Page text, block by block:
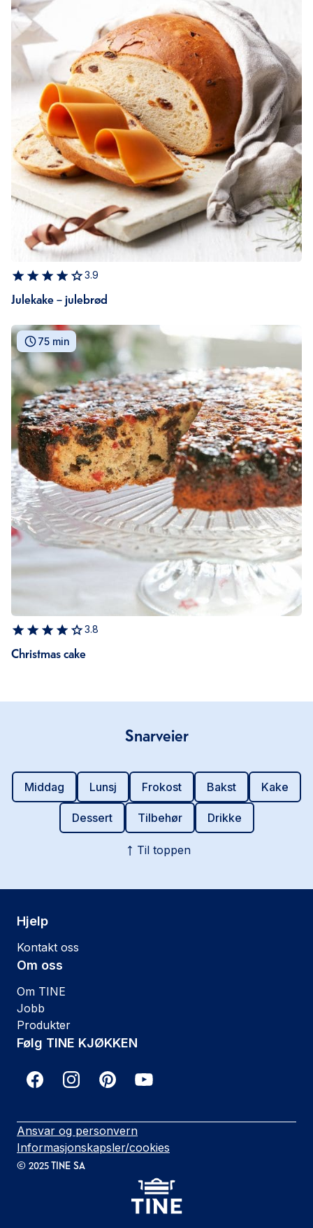
3.9
Julekake – julebrød
75 min
3.8
Christmas cake
Snarveier
Middag Lunsj Frokost Bakst Kake
Dessert Tilbehør Drikke
Til toppen
Hjelp
Kontakt oss
Om oss
Om TINE
Jobb
Produkter
Følg TINE KJØKKEN
Ansvar og personvern
Informasjonskapsler/cookies
©2025TINE SA